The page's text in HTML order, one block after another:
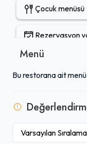
Çocuk menüsü
Rezervasyon
Menü
Bu restorana ait